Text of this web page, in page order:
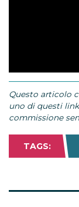
Questo articolo
uno di questi
commissione
TAGS: